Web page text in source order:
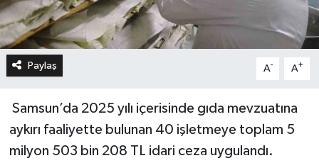
Paylaş A- A+
Samsun’da 2025 yılı içerisinde gıda mevzuatına
aykırı faaliyette bulunan 40 işletmeye toplam 5
milyon 503 bin 208 TL idari ceza uygulandı.